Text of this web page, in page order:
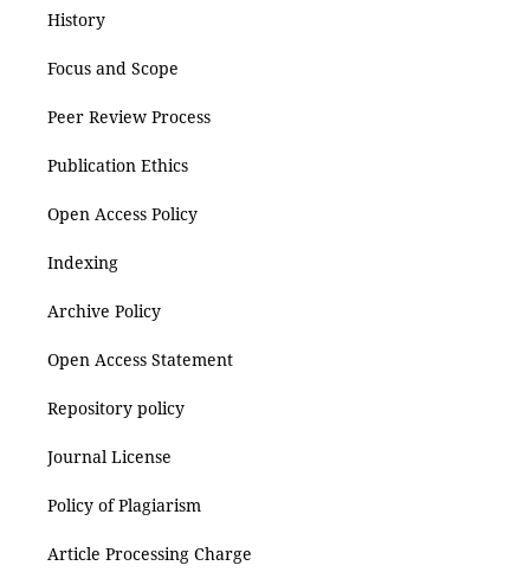
History
Focus and Scope
Peer Review Process
Publication Ethics
Open Access Policy
Indexing
Archive Policy
Open Access Statement
Repository policy
Journal License
Policy of Plagiarism
Article Processing Charge